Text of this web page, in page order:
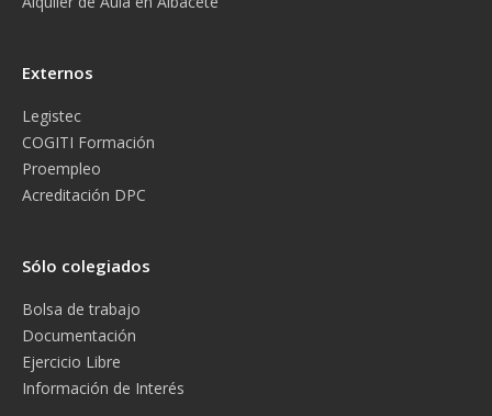
Externos
Legistec
COGITI Formación
Proempleo
Acreditación DPC
Sólo colegiados
Bolsa de trabajo
Documentación
Ejercicio Libre
Información de Interés